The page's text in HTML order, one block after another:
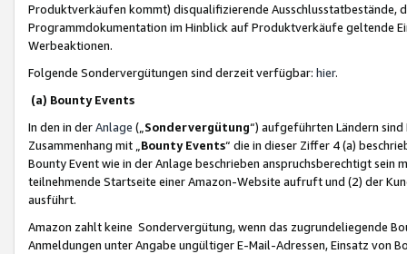
Produktverkäufen kommt) disqualifizierende Ausschlusstatbestände,
Programmdokumentation im Hinblick auf Produktverkäufe geltende
Werbeaktionen.
Folgende Sondervergütungen sind derzeit verfügbar: hier.
(a) Bounty Events
In den in derAnlage („ Sondervergütung“) aufgeführten Ländern
Zusammenhang mit „ Bounty Events“ die in dieser Ziffer 4 (a)
Bounty Event wie in der Anlage beschrieben anspruchsberechtigt sein
teilnehmende Startseite einer Amazon-Website aufruft und (2) der
ausführt.
Amazon zahlt keine Sondervergütung, wenn das zugrundeliegende
Anmeldungen unter Angabe ungültiger E-Mail-Adressen, Einsatz von